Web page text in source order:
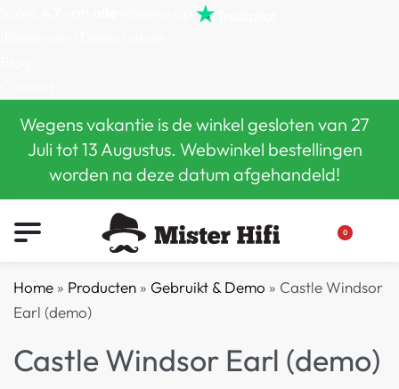
Wegens vakantie is de winkel gesloten van 27
Juli tot 13 Augustus. Webwinkel bestellingen
worden na deze datum afgehandeld!
0
Home » Producten » Gebruikt & Demo » Castle Windsor
Earl (demo)
Castle Windsor Earl (demo)